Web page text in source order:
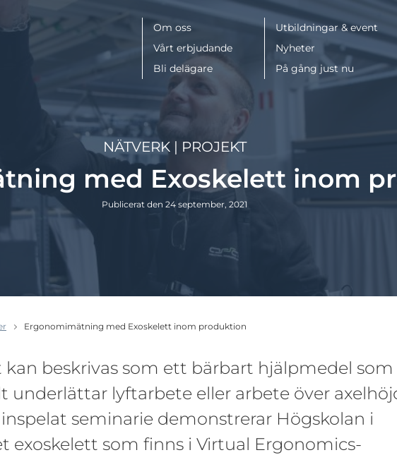
Meny
Om oss
Vårt erbjudande
Bli delägare
Utbildningar & event
Nyheter
På gång just nu
NÄTVERK| PROJEKT
med Exoskelett inom
Publicerat den 24 september, 2021
Ergonomimätning med Exoskelett inom produktion
kan beskrivas som ett bärbart hjälpmedel som
underlättar lyftarbete eller arbete över
seminarie demonstrerar Högskolan i
exoskelett som finns i Virtual Ergonomics-